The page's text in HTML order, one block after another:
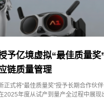
予亿境虚拟“最佳质量奖
链质量管理
正式将“最佳质量奖”授予长期合作伙
2025年度从试产到量产全过程中展现